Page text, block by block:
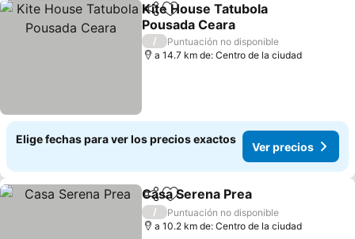
CompartirAgregar a favoritos
Kite House Tatubola
Pousada Ceara
Ver precios
/
Puntuación no disponible
a 14.7 km de: Centro de la ciudad
Elige fechas para ver los precios exactos
Ver precios
CompartirAgregar a favoritos
Casa Serena Prea
/
Puntuación no disponible
a 10.2 km de: Centro de la ciudad